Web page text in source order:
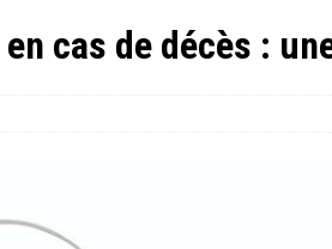
cas de décès :